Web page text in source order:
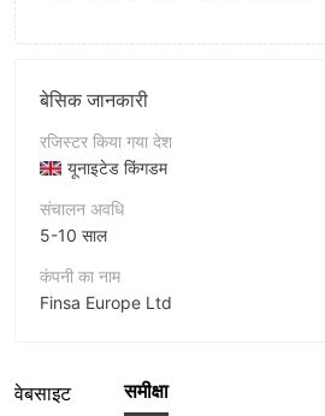
बेसिक जानकारी
रजिस्टर किया गया देश
यूनाइटेड किंगडम
संचालन अवधि
5-10 साल
कंपनी का नाम
Finsa Europe Ltd
कंपनी का कर्मचारी
वेबसाइट समीक्षा